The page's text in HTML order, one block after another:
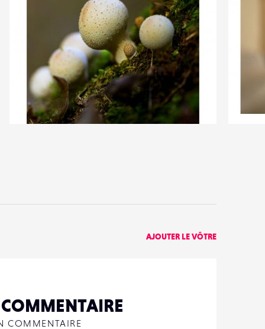
1
14
AJOUTER LE VÔTRE
COMMENTAIRE